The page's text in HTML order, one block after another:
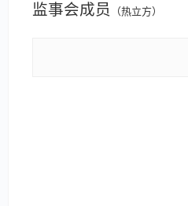
监事会成员 （热立方）